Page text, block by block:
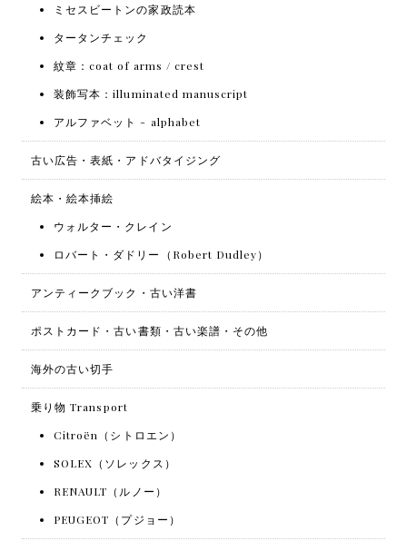
ミセスビートンの家政読本
タータンチェック
紋章：coat of arms / crest
装飾写本：illuminated manuscript
アルファベット - alphabet
古い広告・表紙・アドバタイジング
絵本・絵本挿絵
ウォルター・クレイン
ロバート・ダドリー（Robert Dudley）
アンティークブック・古い洋書
ポストカード・古い書類・古い楽譜・その他
海外の古い切手
乗り物 Transport
Citroën（シトロエン）
SOLEX（ソレックス）
RENAULT（ルノー）
PEUGEOT（プジョー）